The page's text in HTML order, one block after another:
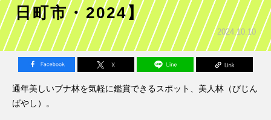
日町市・2024】
2024.10.10
通年美しいブナ林を気軽に鑑賞できるスポット、美人林（びじん
ばやし）。